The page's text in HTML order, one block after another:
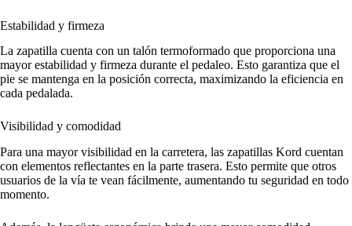
Estabilidad y firmeza
La zapatilla cuenta con un talón termoformado que proporciona una
mayor estabilidad y firmeza durante el pedaleo. Esto garantiza que el
pie se mantenga en la posición correcta, maximizando la eficiencia en
cada pedalada.
Visibilidad y comodidad
Para una mayor visibilidad en la carretera, las zapatillas Kord cuentan
con elementos reflectantes en la parte trasera. Esto permite que otros
usuarios de la vía te vean fácilmente, aumentando tu seguridad en todo
momento.